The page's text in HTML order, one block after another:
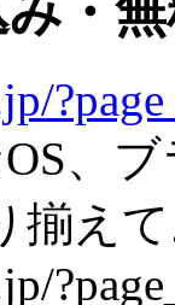
み・
、
揃え